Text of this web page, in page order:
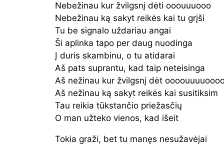
Nebežinau kur žvilgsnį dėti ooouuuooo
Nebežinau ką sakyt reikės kai tu grįši
Tu be signalo uždariau angai
Ši aplinka tapo per daug nuodinga
Į duris skambinu, o tu atidarai
Aš pats suprantu, kad taip neteisinga
Aš nežinau kur žvilgsnį dėt
Aš nežinau ką sakyt reikės kai susitiksim
Tau reikia tūkstančio priežasčių
O man užteko vienos, kad išeit
Tokia graži, bet tu manęs nesužavėjai